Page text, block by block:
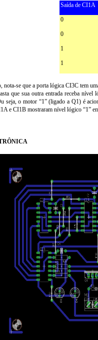
Saída de CI1A
0
0
1
1
se que a porta lógica CI3C tem
que sua outra entrada receba
seja, o motor “1” (ligado a Q1) é
e CI1B mostraram nível lógico “1”